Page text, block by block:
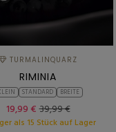
TURMALINQUARZ
RIMINIA
STANDARD BREITE
19,99 €39,99 €
als 15 Stück auf Lager